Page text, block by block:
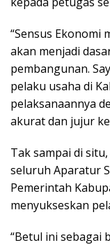
“Sensus Ekonomi
akan menjadi
pembangunan.
pelaku usaha di
pelaksanaannya
akurat dan jujur
Tak sampai di
seluruh Aparatur
Pemerintah
menyukseskan
“Betul ini sebagai